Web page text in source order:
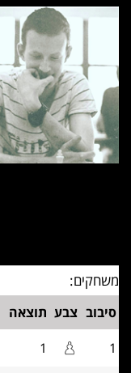
משחקים:
סיבוב צבע תוצאה
1
1